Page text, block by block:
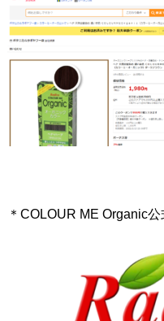
＊COLOUR ME Organic